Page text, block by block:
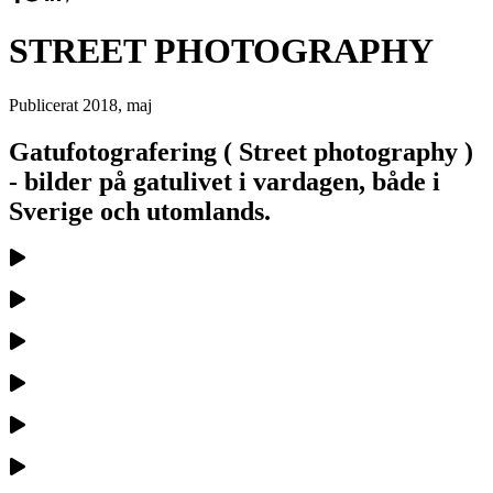
STREET PHOTOGRAPHY
Publicerat 2018, maj
Gatufotografering ( Street photography )
- bilder på gatulivet i vardagen, både i
Sverige och utomlands.